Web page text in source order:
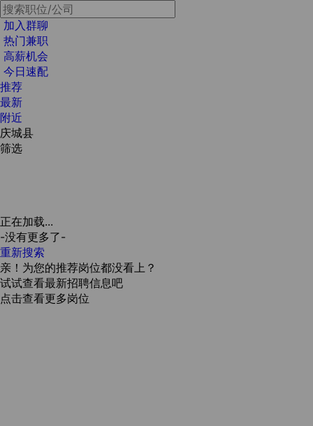
加入群聊
热门兼职
高薪机会
今日速配
推荐
最新
附近
庆城县
筛选
正在加载...
-没有更多了-
重新搜索
亲！为您的推荐岗位都没看上？
试试查看最新招聘信息吧
点击查看更多岗位